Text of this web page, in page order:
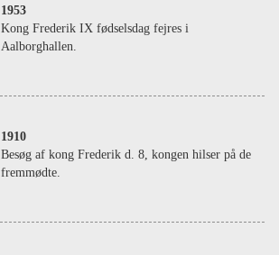
1953
Kong Frederik IX fødselsdag fejres i
Aalborghallen.
1910
Besøg af kong Frederik d. 8, kongen hilser på de
fremmødte.